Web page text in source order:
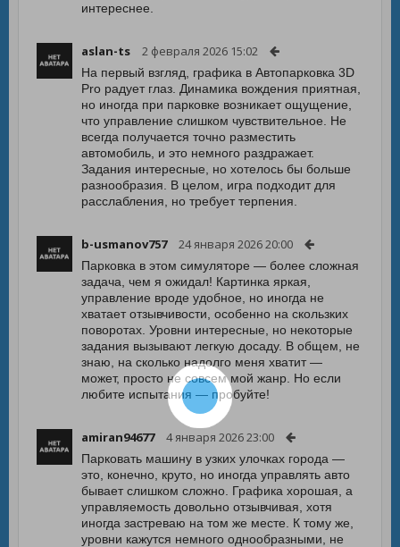
интереснее.
aslan-ts 2 февраля 2026 15:02
На первый взгляд, графика в Автопарковка 3D
Pro радует глаз. Динамика вождения приятная,
но иногда при парковке возникает ощущение,
что управление слишком чувствительное. Не
всегда получается точно разместить
автомобиль, и это немного раздражает.
Задания интересные, но хотелось бы больше
разнообразия. В целом, игра подходит для
расслабления, но требует терпения.
b-usmanov757 24 января 2026 20:00
Парковка в этом симуляторе — более сложная
задача, чем я ожидал! Картинка яркая,
управление вроде удобное, но иногда не
хватает отзывчивости, особенно на скользких
поворотах. Уровни интересные, но некоторые
задания вызывают легкую досаду. В общем, не
знаю, на сколько надолго меня хватит —
может, просто не совсем мой жанр. Но если
любите испытания — пробуйте!
amiran94677 4 января 2026 23:00
Парковать машину в узких улочках города —
это, конечно, круто, но иногда управлять авто
бывает слишком сложно. Графика хорошая, а
управляемость довольно отзывчивая, хотя
иногда застреваю на том же месте. К тому же,
уровни кажутся немного однообразными, не